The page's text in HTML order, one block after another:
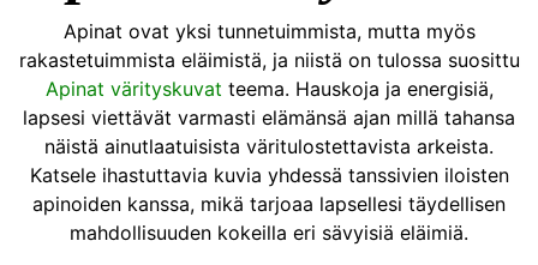
Apinat ovat yksi tunnetuimmista, mutta myös
rakastetuimmista eläimistä, ja niistä on tulossa suosittu
Apinat värityskuvat teema. Hauskoja ja energisiä,
lapsesi viettävät varmasti elämänsä ajan millä tahansa
näistä ainutlaatuisista väritulostettavista arkeista.
Katsele ihastuttavia kuvia yhdessä tanssivien iloisten
apinoiden kanssa, mikä tarjoaa lapsellesi täydellisen
mahdollisuuden kokeilla eri sävyisiä eläimiä.